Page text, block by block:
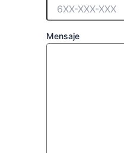
Mensaje